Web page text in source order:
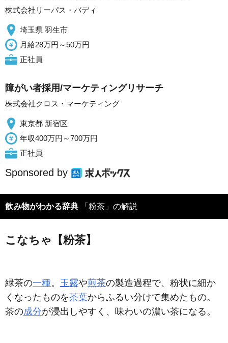
株式会社リーパス・バディ
埼玉県 羽生市
月給28万円～50万円
正社員
障がい者採用/マーケティングリサーチ
株式会社クロス・マーケティング
東京都 新宿区
年収400万円～700万円
正社員
Sponsored by
飲み物がわかる辞典 「粉茶」の解説
こなちゃ【粉茶】
緑茶の一種。 玉露や煎茶の製造過程で、粉状に細か
くなったものを茶葉からふるい分けて集めたもの。
茶の成分が浸出しやすく、味わいの濃い茶になる。